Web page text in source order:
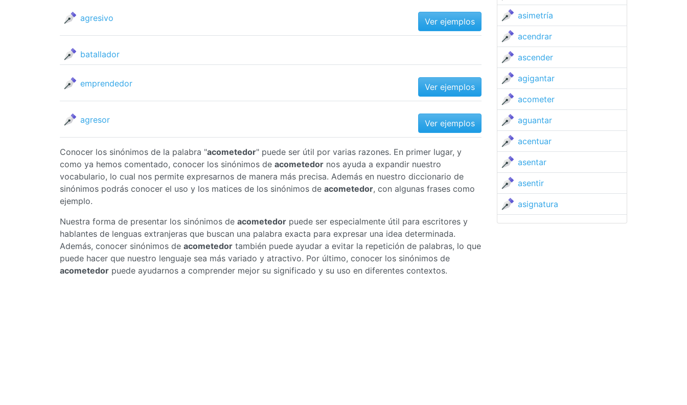
agresivo Ver ejemplos
batallador
emprendedor Ver ejemplos
agresor Ver ejemplos
Conocer los sinónimos de la palabra "acometedor" puede ser útil por varias razones. En primer lugar, y
como ya hemos comentado, conocer los sinónimos de acometedor nos ayuda a expandir nuestro
vocabulario, lo cual nos permite expresarnos de manera más precisa. Además en nuestro diccionario de
sinónimos podrás conocer el uso y los matices de los sinónimos de acometedor, con algunas frases como
ejemplo.
Nuestra forma de presentar los sinónimos de acometedor puede ser especialmente útil para escritores y
hablantes de lenguas extranjeras que buscan una palabra exacta para expresar una idea determinada.
Además, conocer sinónimos de acometedor también puede ayudar a evitar la repetición de palabras, lo que
puede hacer que nuestro lenguaje sea más variado y atractivo. Por último, conocer los sinónimos de
acometedor puede ayudarnos a comprender mejor su significado y su uso en diferentes contextos.
asimetría
acendrar
ascender
agigantar
acometer
aguantar
acentuar
asentar
asentir
asignatura